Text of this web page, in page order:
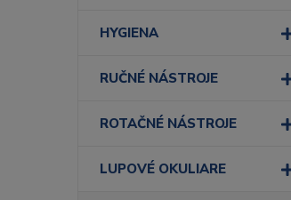
HYGIENA
RUČNÉ NÁSTROJE
ROTAČNÉ NÁSTROJE
LUPOVÉ OKULIARE